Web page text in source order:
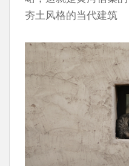
夯土风格的当代建筑